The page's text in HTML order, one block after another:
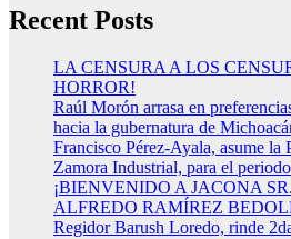
Recent Posts
LA CENSURA A LOS
HORROR!
Raúl Morón arrasa en
hacia la gubernatura de
Francisco Pérez-Ayala, asume
Zamora Industrial, para el
¡BIENVENIDO A JACONA
ALFREDO RAMÍREZ
Regidor Barush Loredo, rinde